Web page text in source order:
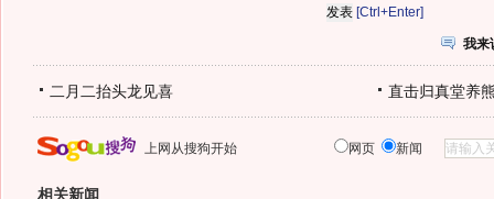
[Ctrl+Enter]
我来
二月二抬头龙见喜 直击归真堂养
上网从搜狗开始 网页 新闻
相关新闻